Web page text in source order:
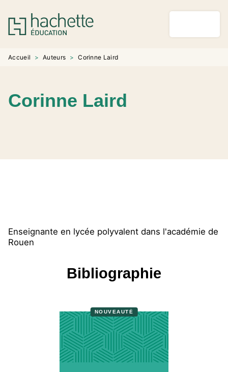
MENU RECHERCHE
PIED DE PAGE
Accueil > Auteurs > Corinne Laird
Corinne Laird
Enseignante en lycée polyvalent dans l'académie de
Rouen
Bibliographie
NOUVEAUTÉ